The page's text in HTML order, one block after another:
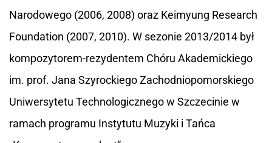
Narodowego (2006, 2008) oraz Keimyung Research
Foundation (2007, 2010). W sezonie 2013/2014 był
kompozytorem-rezydentem Chóru Akademickiego
im. prof. Jana Szyrockiego Zachodniopomorskiego
Uniwersytetu Technologicznego w Szczecinie w
ramach programu Instytutu Muzyki i Tańca